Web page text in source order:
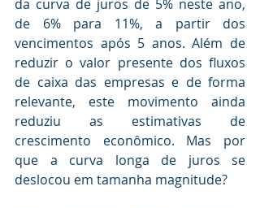
da curva de juros de 5% neste ano,
de 6% para 11%, a partir dos
vencimentos após 5 anos. Além de
reduzir o valor presente dos fluxos
de caixa das empresas e de forma
relevante, este movimento ainda
reduziu as estimativas de
crescimento econômico. Mas por
que a curva longa de juros se
deslocou em tamanha magnitude?